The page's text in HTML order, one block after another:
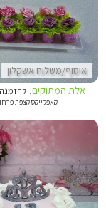
איסוף/משלוח אשקלון
אלת המתוקים
אלת המתוקים,
קאפקייקס קצפת
אלת המתוקים